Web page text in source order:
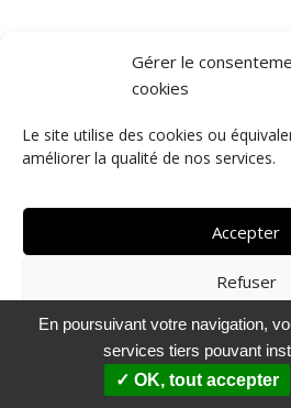
Gérer le
cookies
Le site utilise des cookies ou
améliorer la qualité de nos services.
Accepter
Refuser
Voir les
Politique de
En poursuivant votre navigation,
services tiers pouvant
✓ OK, tout accepter